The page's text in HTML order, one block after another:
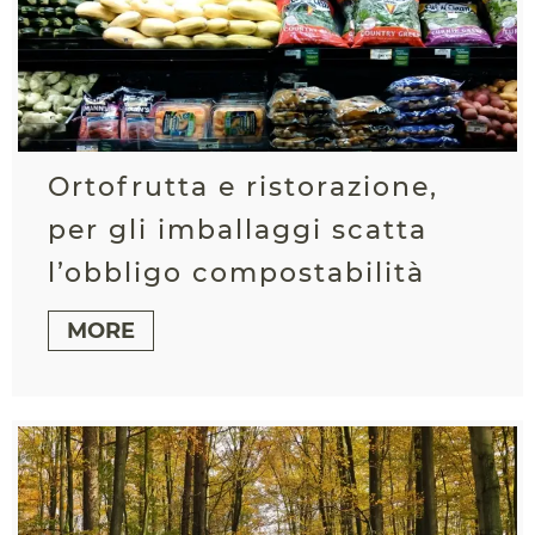
Ortofrutta e ristorazione,
per gli imballaggi scatta
l’obbligo compostabilità
MORE